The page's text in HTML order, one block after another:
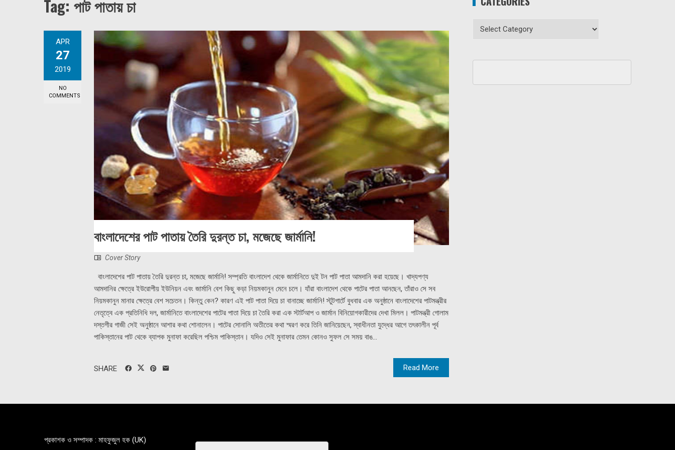
Tag: পাট পাতায় চা
APR
27
2019
NO
COMMENTS
বাংলাদেশের পাট পাতায় তৈরি দুরন্ত চা, মজেছে জার্মানি!
Cover Story
বাংলাদেশের পাট পাতায় তৈরি দুরন্ত চা, মজেছে জার্মানি! সম্প্রতি বাংলাদেশ থেকে জার্মানিতে দুই টন পাট পাতা আমদানি করা হয়েছে। খাদ্যপণ্য
আমদানির ক্ষেত্রে ইউরোপীয় ইউনিয়ন এবং জার্মানি বেশ কিছু কড়া নিয়মকানুন মেনে চলে। যাঁরা বাংলাদেশ থেকে পাটের পাতা আনছেন, তাঁরাও সে সব
নিয়মকানুন মানার ক্ষেত্রে বেশ সচেতন। কিন্তু কেন? কারণ এই পাট পাতা দিয়ে চা বানাচ্ছে জার্মানি! স্টুটগার্টে বুধবার এক অনুষ্ঠানে বাংলাদেশের পাটমন্ত্রীর
নেতৃত্বে এক প্রতিনিধি দল, জার্মানিতে বাংলাদেশের পাটের পাতা দিয়ে চা তৈরি করা এক স্টার্টআপ ও জার্মান বিনিয়োগকারীদের দেখা মিলল। পাটমন্ত্রী গোলাম
দস্তগীর গাজী সেই অনুষ্ঠানে আশার কথা শোনালেন। পাটের সোনালি অতীতের কথা স্মরণ করে তিনি জানিয়েছেন, স্বাধীনতা যুদ্ধের আগে তৎকালীন পূর্ব
পাকিস্তানের পাট থেকে ব্যাপক মুনাফা করেছিল পশ্চিম পাকিস্তান। যদিও সেই মুনাফার তেমন কোনও সুফল সে সময় বাঙ...
Read More
SHARE
Categories
প্রকাশক ও সম্পাদক : মাহফুজুল হক (UK)